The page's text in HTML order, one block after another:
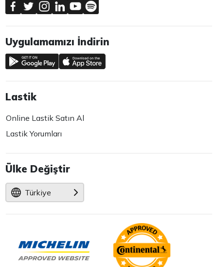
Uygulamamızı İndirin
Lastik
Online Lastik Satın Al
Lastik Yorumları
Ülke Değiştir
Türkiye